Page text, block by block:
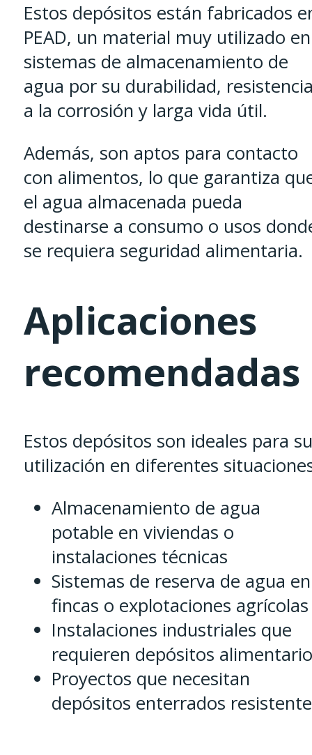
Estos depósitos están fabricados
PEAD, un material muy utilizado en
sistemas de almacenamiento de
agua por su durabilidad,
a la corrosión y larga vida útil.
Además, son aptos para contacto
con alimentos, lo que garantiza
el agua almacenada pueda
destinarse a consumo o usos
se requiera seguridad alimentaria.
Aplicaciones
recomendadas
Estos depósitos son ideales para su
utilización en diferentes
Almacenamiento de agua
potable en viviendas o
instalaciones técnicas
Sistemas de reserva de agua en
fincas o explotaciones agrícolas
Instalaciones industriales que
requieren depósitos
Proyectos que necesitan
depósitos enterrados